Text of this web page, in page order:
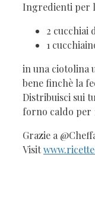
Ingredienti per
2 cucchiai
1
in una ciotolina
bene finchè la
Distribuisci sui
forno caldo per
Grazie a
Visit